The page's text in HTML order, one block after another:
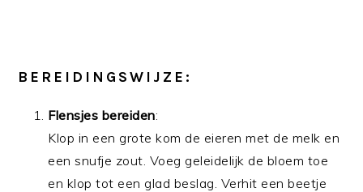
BEREIDINGSWIJZE:
Flensjes bereiden:
Klop in een grote kom de eieren met de melk en
een snufje zout. Voeg geleidelijk de bloem toe
en klop tot een glad beslag. Verhit een beetje